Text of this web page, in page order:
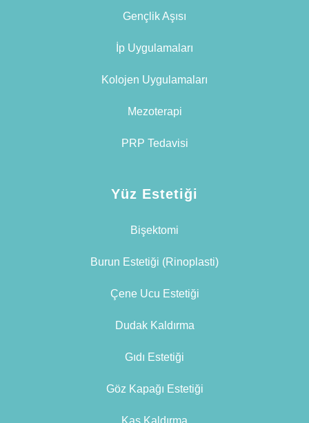
Gençlik Aşısı
İp Uygulamaları
Kolojen Uygulamaları
Mezoterapi
PRP Tedavisi
Yüz Estetiği
Bişektomi
Burun Estetiği (Rinoplasti)
Çene Ucu Estetiği
Dudak Kaldırma
Gıdı Estetiği
Göz Kapağı Estetiği